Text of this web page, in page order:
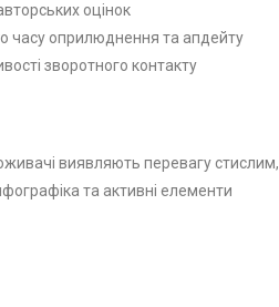
оцінок
часу оприлюднення та апдейту
зворотного контакту
виявляють перевагу стислим,
та активні елементи